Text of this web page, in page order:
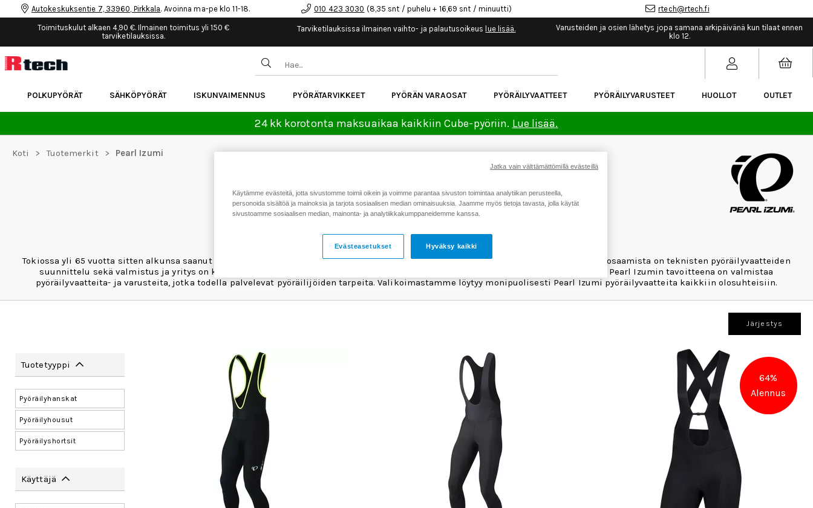
Autokeskuksentie 7, 33960, Pirkkala. Avoinna ma-pe klo 11-18. 010 423 3030 (8,35 snt / puhelu + 16,69 snt / minuutti) rtech@rtech.fi
Toimituskulut alkaen 4,90 €. Ilmainen toimitus yli 150 €
tarviketilauksissa.
Tarviketilauksissa ilmainen vaihto- ja palautusoikeus lue lisää.
Varusteiden ja osien lähetys jopa samana arkipäivänä kun tilaat ennen
klo 12.
POLKUPYÖRÄT SÄHKÖPYÖRÄT ISKUNVAIMENNUS PYÖRÄTARVIKKEET PYÖRÄN VARAOSAT PYÖRÄILYVAATTEET PYÖRÄILYVARUSTEET HUOLLOT OUTLET
24 kk korotonta maksuaikaa kaikkiin Cube-pyöriin. Lue lisää.
Koti > Tuotemerkit > Pearl Izumi
PEARL IZUMI
Tokiossa yli 65 vuotta sitten alkunsa saanut Pearl Izumi on yksi maailman johtavimmista pyöräilyvaatebrändeistä. Pearl Izumin erikoisosaamista on teknisten pyöräilyvaatteiden
suunnittelu sekä valmistus ja yritys on kehittänyt historiansa aikana monia innovaatioita, joilla on ollut suuri vaikutus koko alaan. Pearl Izumin tavoitteena on valmistaa
pyöräilyvaatteita- ja varusteita, jotka todella palvelevat pyöräilijöiden tarpeita. Valikoimastamme löytyy monipuolisesti Pearl Izumi pyöräilyvaatteita kaikkiin olosuhteisiin.
Järjestys
Tuotetyyppi
Pyöräilyhanskat
Pyöräilyhousut
Pyöräilyshortsit
Käyttäjä
64%
Alennus
Käytämme evästeitä, jotta sivustomme toimii oikein ja voimme parantaa sivuston toimintaa analytiikan perusteella,
personoida sisältöä ja mainoksia ja tarjota sosiaalisen median ominaisuuksia. Jaamme myös tietoja tavasta, jolla käytät
sivustoamme sosiaalisen median, mainonta- ja analytiikkakumppaneidemme kanssa.
Hyväksy kaikki
Evästeasetukset
Jatka vain välttämättömillä evästeillä